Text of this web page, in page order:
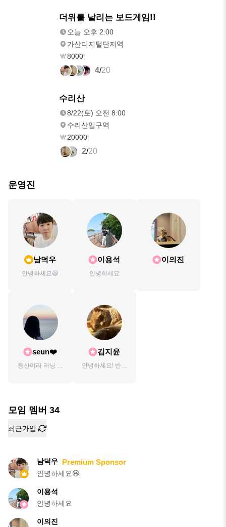
더위를 날리는 보드게임!!
오늘 오후 2:00
가산디지털단지역
8000
4/20
수리산
8/22(토) 오전 8:00
수리산입구역
20000
2/20
운영진
남덕우
안녕하세요😆
이용석
안녕하세요
이의진
seun❤️
등산이라 러닝 등
김지윤
안녕하세요! 반갑
모임 멤버 34
최근가입
남덕우 Premium Sponsor
안녕하세요😆
이용석
안녕하세요
이의진